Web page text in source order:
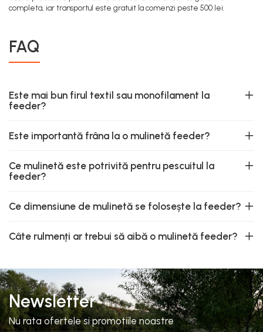
completa, iar transportul este gratuit la comenzi peste 500 lei.
FAQ
Este mai bun firul textil sau monofilament la
feeder?
Este importantă frâna la o mulinetă feeder?
Ce mulinetă este potrivită pentru pescuitul la
feeder?
Ce dimensiune de mulinetă se folosește la feeder?
Câte rulmenți ar trebui să aibă o mulinetă feeder?
Newsletter
Nu rata ofertele si promotiile noastre